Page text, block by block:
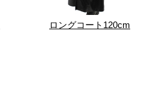
ロングコート120cm